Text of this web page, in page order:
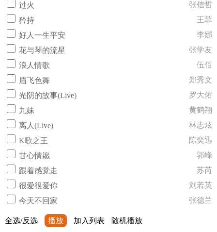
过火
张信哲
矜持
王菲
好人一生平安
李娜
花与琴的流星
张学友
浪人情歌
伍佰
眉飞色舞
郑秀文
光阴的故事(Live)
罗大佑
九妹
黄鹤翔
离人(Live)
林志炫
K歌之王
陈奕迅
甘心情愿
郭峰
跟着感觉走
苏芮
很爱很爱你
刘若英
今天不回家
张德兰
全选/反选 播放 加入列表 随机播放